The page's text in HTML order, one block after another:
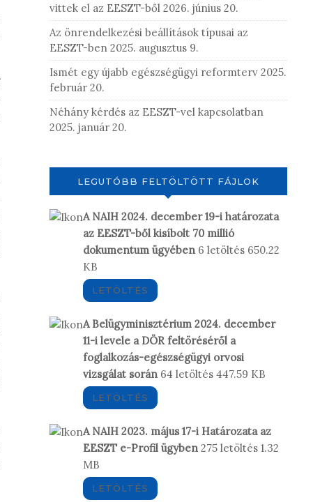
vittek el az EESZT-ből 2026. június 20.
Az önrendelkezési beállítások típusai az
EESZT-ben 2025. augusztus 9.
Ismét egy újabb egészségügyi reformterv 2025.
február 20.
Néhány kérdés az EESZT-vel kapcsolatban
2025. január 20.
LEGUTÓBB FELTÖLTÖTT FÁJLOK
A NAIH 2024. december 19-i határozata
az EESZT-ből kisíbolt 70 millió
dokumentum ügyében 6 letöltés 650.22
KB
LETÖLTÉS
A Belügyminisztérium 2024. december
11-i levele a DÖR feltöréséről a
foglalkozás-egészségügyi orvosi
vizsgálat során 64 letöltés 447.59 KB
LETÖLTÉS
A NAIH 2023. május 17-i Határozata az
EESZT e-Profil ügyben 275 letöltés 1.32
MB
LETÖLTÉS